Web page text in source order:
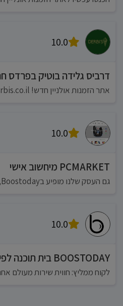
10.0
דרביס גלידה בוטיק בפרדס
אתר הזמנות אולניין חדש! derbis.co.il
10.0
PCMARKET מיחשוב אישי
גם העסק שלנו מופיע בBoostoday, ואנחנו פתוחים :)
10.0
BOOSTODAY בית תוכנה לפיתוח אתרים
לקוח ממליץ: חווית שירות מעולם